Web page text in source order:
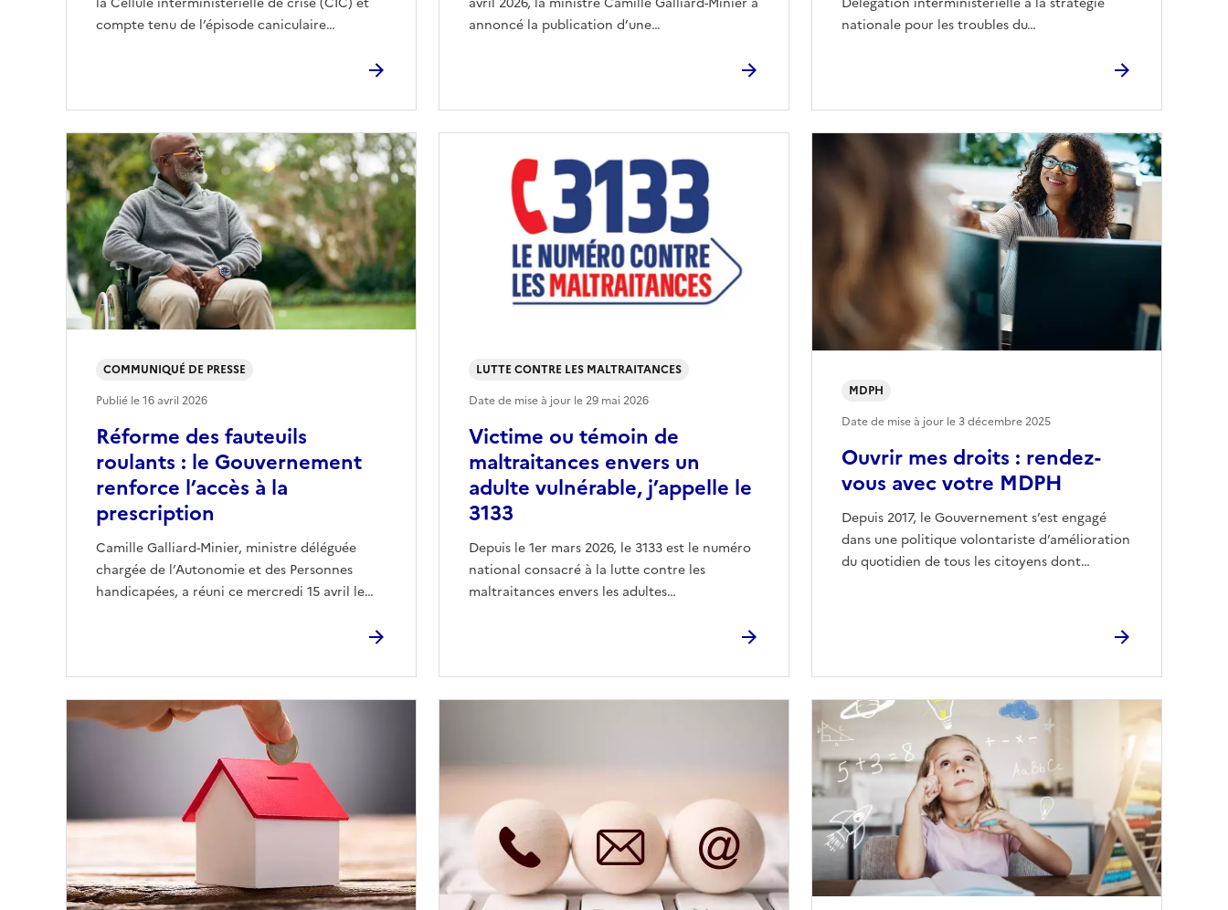
compte tenu de l’épisode caniculaire…
annoncé la publication d’une…
nationale pour les troubles du…
Réforme des fauteuils
roulants : le Gouvernement
renforce l’accès à la
prescription
Camille Galliard-Minier, ministre déléguée
chargée de l’Autonomie et des Personnes
handicapées, a réuni ce mercredi 15 avril le…
COMMUNIQUÉ DE PRESSE
Publié le16 avril 2026
Victime ou témoin de
maltraitances envers un
adulte vulnérable, j’appelle le
3133
Depuis le 1er mars 2026, le 3133 est le numéro
national consacré à la lutte contre les
maltraitances envers les adultes…
LUTTE CONTRE LES MALTRAITANCES
Date de mise à jour le29 mai 2026
Ouvrir mes droits : rendez-
vous avec votre MDPH
Depuis 2017, le Gouvernement s’est engagé
dans une politique volontariste d’amélioration
du quotidien de tous les citoyens dont…
MDPH
Date de mise à jour le3 décembre 2025